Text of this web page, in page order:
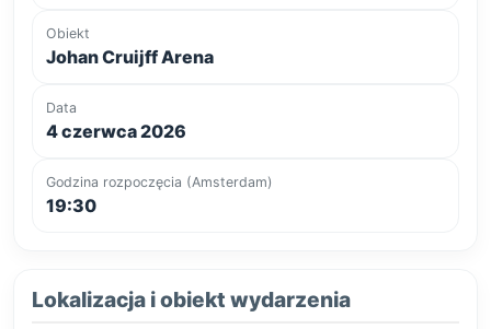
Obiekt
Johan Cruijff Arena
Data
4 czerwca 2026
Godzina rozpoczęcia (Amsterdam)
19:30
Lokalizacja i obiekt wydarzenia